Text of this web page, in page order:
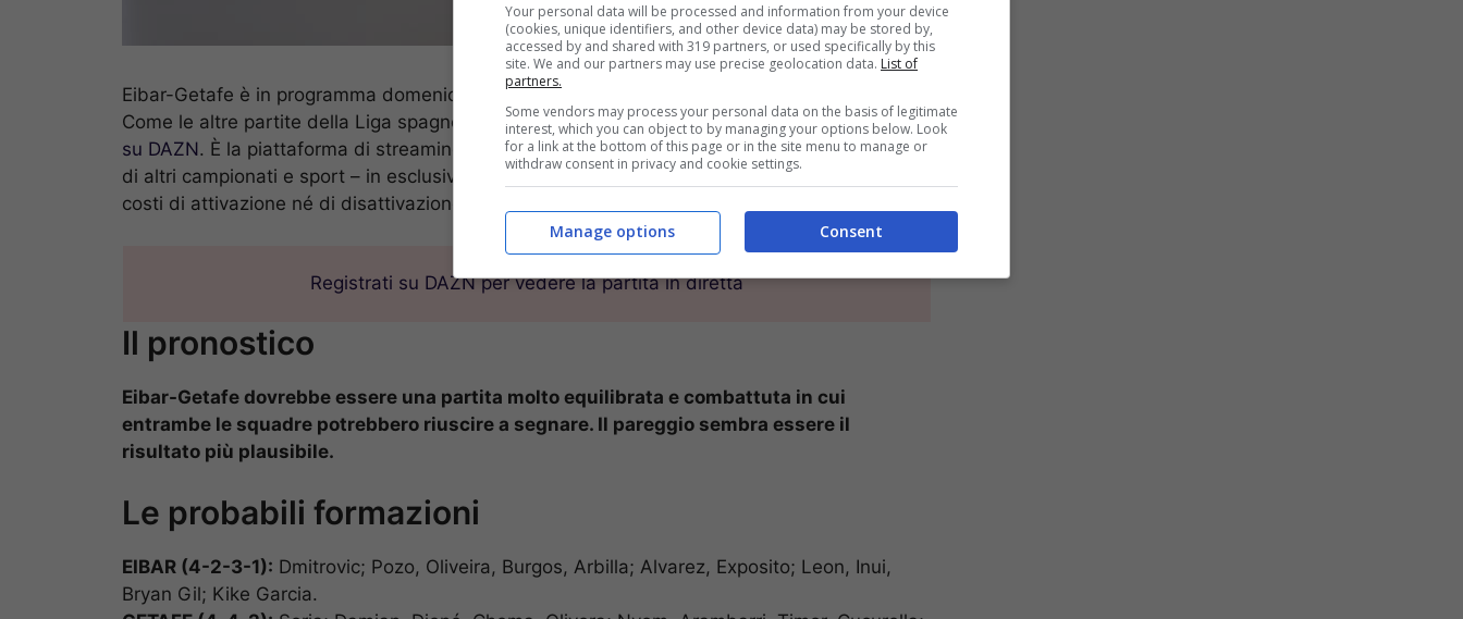
Eibar-Getafe è in programma domenica alle 14:00 all’Estadio Municipal de Ipurua di Eibar.
Come le altre partite della Liga spagnola della stagione 2020-2021, si può vedere indiretta
su DAZN. È la piattaforma di streaming in possesso dei diritti di trasmissione della Liga – e
di altri campionati e sport – in esclusiva in Italia: ha un costo mensile di 9,99 euro, senza
costi di attivazione né di disattivazione.
Registrati su DAZN per vedere la partita in diretta
Il pronostico
Eibar-Getafe dovrebbe essere una partita molto equilibrata e combattuta in cui
entrambe le squadre potrebbero riuscire a segnare. Il pareggio sembra essere il
risultato più plausibile.
Le probabili formazioni
EIBAR (4-2-3-1): Dmitrovic; Pozo, Oliveira, Burgos, Arbilla; Alvarez, Exposito; Leon, Inui,
Bryan Gil; Kike Garcia.
Your personal data will be processed and information from your device
(cookies, unique identifiers, and other device data) may be stored by,
accessed by and shared with 319 partners, or used specifically by this
site. We and our partners may use precise geolocation data. List of
partners.
Some vendors may process your personal data on the basis of legitimate
interest, which you can object to by managing your options below. Look
for a link at the bottom of this page or in the site menu to manage or
withdraw consent in privacy and cookie settings.
Consent
Manage options